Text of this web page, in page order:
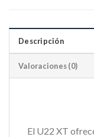
Descripción
Valoraciones (0)
El U22 XT